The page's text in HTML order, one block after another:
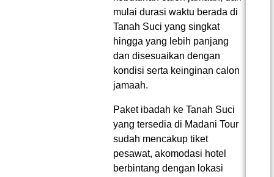
mulai durasi waktu berada di
Tanah Suci yang singkat
hingga yang lebih panjang
dan disesuaikan dengan
kondisi serta keinginan calon
jamaah.
Paket ibadah ke Tanah Suci
yang tersedia di Madani Tour
sudah mencakup tiket
pesawat, akomodasi hotel
berbintang dengan lokasi